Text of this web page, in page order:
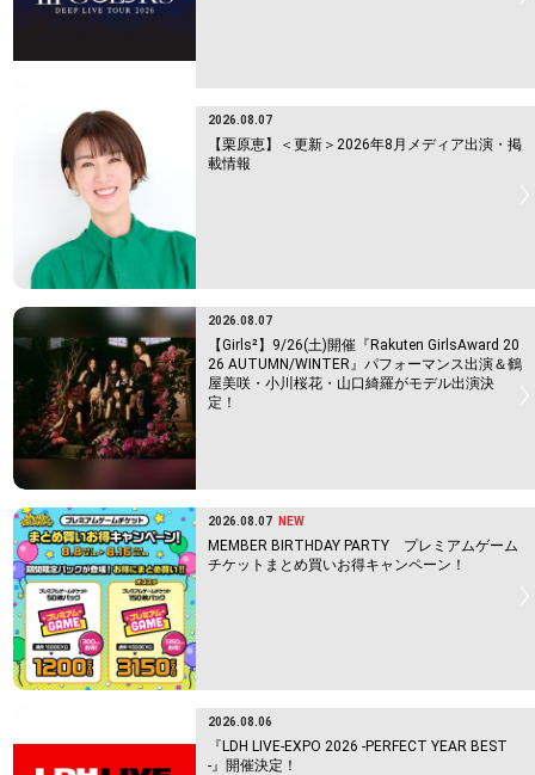
2026.08.07
【栗原恵】＜更新＞2026年8月メディア出演・掲
載情報
2026.08.07
【Girls²】9/26(土)開催『Rakuten GirlsAward 20
26 AUTUMN/WINTER』パフォーマンス出演＆鶴
屋美咲・小川桜花・山口綺羅がモデル出演決
定！
2026.08.07 NEW
MEMBER BIRTHDAY PARTY プレミアムゲーム
チケットまとめ買いお得キャンペーン！
2026.08.06
『LDH LIVE-EXPO 2026 -PERFECT YEAR BEST
-』開催決定！